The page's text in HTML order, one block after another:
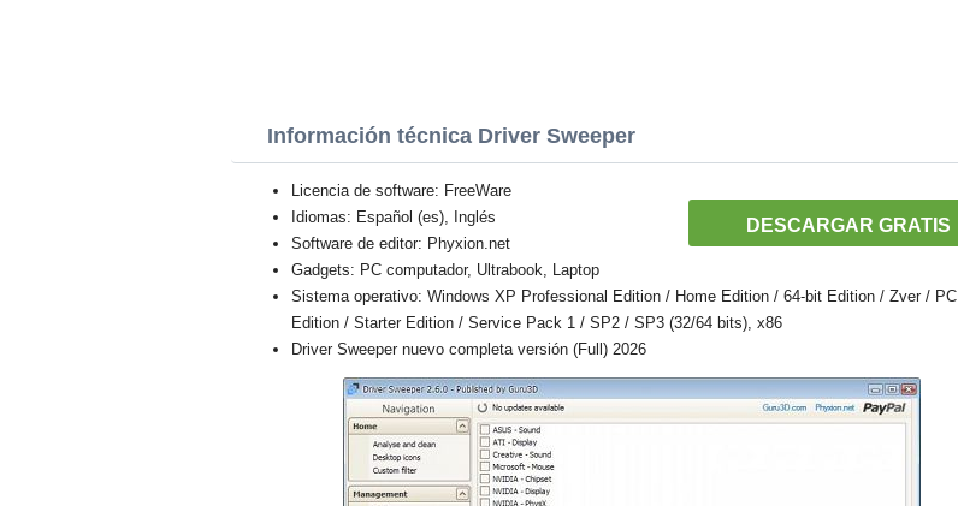
Información técnica Driver Sweeper
DESCARGAR GRATIS
Licencia de software: FreeWare
Idiomas: Español (es), Inglés
Software de editor: Phyxion.net
Gadgets: PC computador, Ultrabook, Laptop
Sistema operativo: Windows XP Professional Edition / Home Edition / 64-bit Edition / Zver / PC
Edition / Starter Edition / Service Pack 1 / SP2 / SP3 (32/64 bits), x86
Driver Sweeper nuevo completa versión (Full) 2026